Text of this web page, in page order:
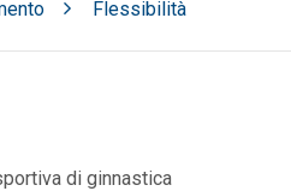
Flessibilità
di ginnastica